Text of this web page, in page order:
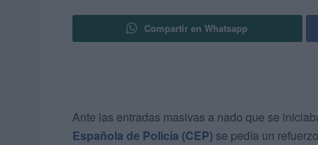
Compartir en Whatsapp
Ante las entradas masivas a nado que se
Española de Policía (CEP) se pedía un